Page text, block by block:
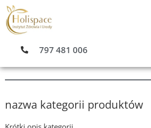
Przejdź
do
treści
797 481 006
nazwa kategorii produktów